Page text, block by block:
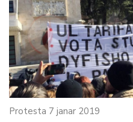
Protesta 7 janar 2019